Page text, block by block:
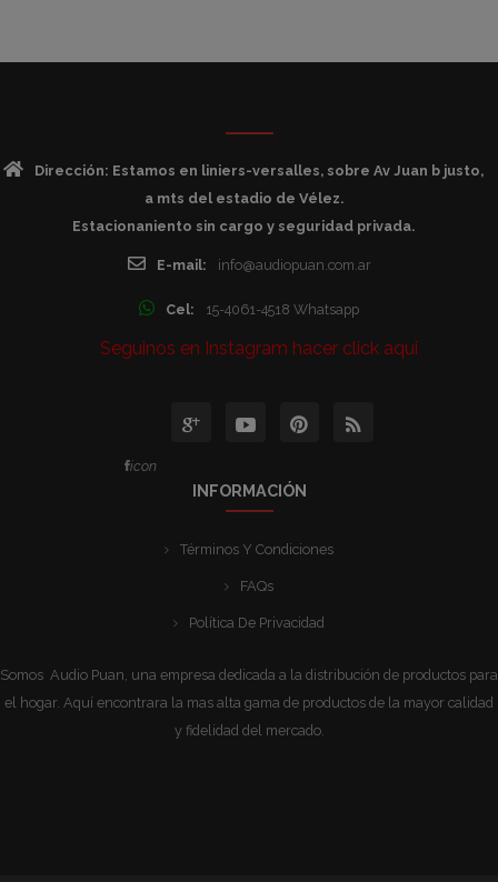
Dirección: Estamos en liniers-versalles, sobre Av Juan b justo,
a mts del estadio de Vélez.
Estacionaniento sin cargo y seguridad privada.
E-mail: info@audiopuan.com.ar
Cel: 15-4061-4518 Whatsapp
Seguinos en Instagram hacer click aqui
icon
INFORMACIÓN
Términos Y Condiciones
FAQs
Política De Privacidad
Somos Audio Puan, una empresa dedicada a la distribución de productos para
el hogar. Aquí encontrara la mas alta gama de productos de la mayor calidad
y fidelidad del mercado.